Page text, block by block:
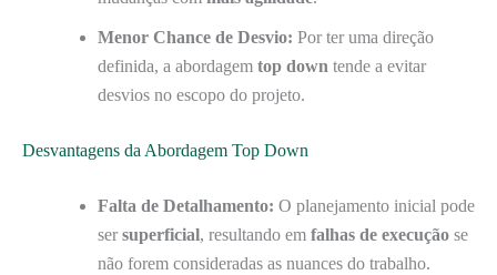
Menor Chance de Desvio: Por ter uma direção
definida, a abordagem top down tende a evitar
desvios no escopo do projeto.
Desvantagens da Abordagem Top Down
Falta de Detalhamento: O planejamento inicial pode
ser superficial, resultando em falhas de execução se
não forem consideradas as nuances do trabalho.